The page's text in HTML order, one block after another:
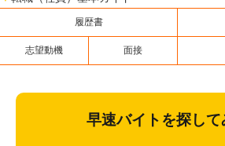
履歴書
志望動機 面接
早速バイトを探して